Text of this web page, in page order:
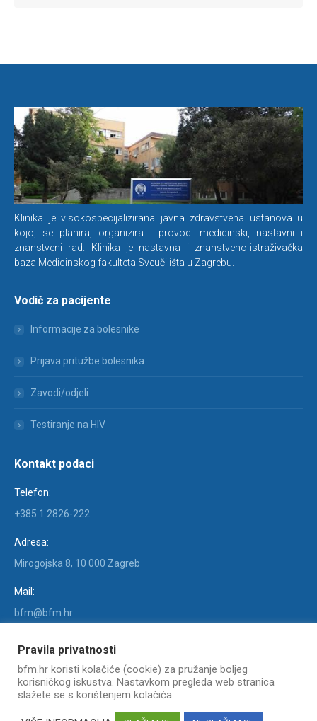
Klinika je visokospecijalizirana javna zdravstvena ustanova u
kojoj se planira, organizira i provodi medicinski, nastavni i
znanstveni rad. Klinika je nastavna i znanstveno-istraživačka
baza Medicinskog fakulteta Sveučilišta u Zagrebu.
Vodič za pacijente
Informacije za bolesnike
Prijava pritužbe bolesnika
Zavodi/odjeli
Testiranje na HIV
Kontakt podaci
Telefon:
+385 1 2826-222
Adresa:
Mirogojska 8, 10 000 Zagreb
Mail:
bfm@bfm.hr
Facebook
page
opens
X
page
opens
YouTube
page
opens
Linkedin
page
opens
Instagram
page
opens
Pravila privatnosti
bfm.hr koristi kolačiće (cookie) za pružanje boljeg
korisničkog iskustva. Nastavkom pregleda web stranica
slažete se s korištenjem kolačića.